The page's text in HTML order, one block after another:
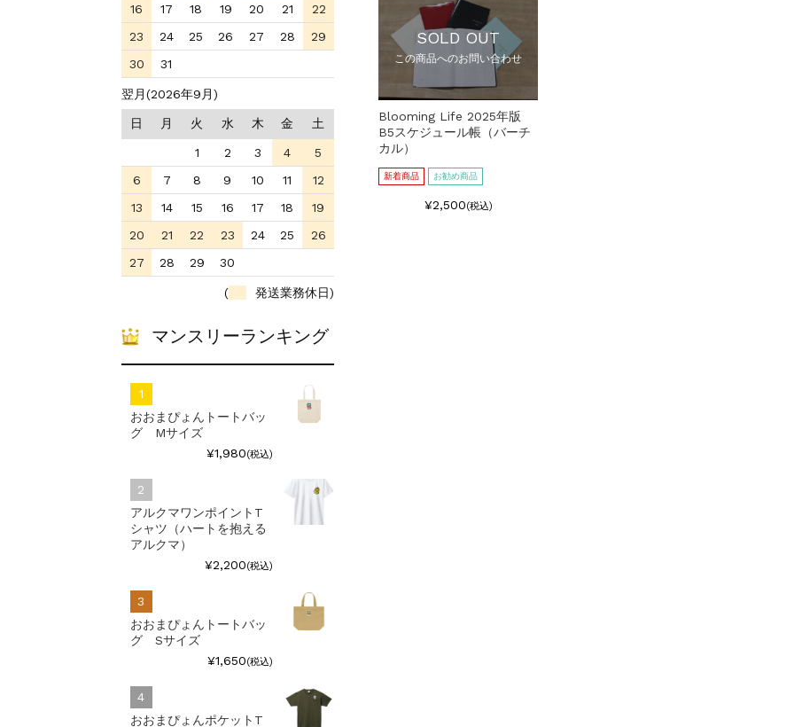
SOLD OUT
この商品へのお問い合わせ
Blooming Life 2025年版
B5スケジュール帳（バーチ
カル）
新着商品 お勧め商品
¥2,500(税込)
16
17 18 19 20 21
22
23
24 25 26 27 28
29
30
31
翌月(2026年9月)
日 月 火 水 木 金 土
1 2 3 4
5
6
7 8 9 10 11
12
13
14 15 16 17 18
19
20
21 22 23 24 25
26
27
28 29 30
( 発送業務休日)
マンスリーランキング
おおまぴょんトートバッ
グ Mサイズ
¥1,980(税込)
アルクマワンポイントT
シャツ（ハートを抱える
アルクマ）
¥2,200(税込)
おおまぴょんトートバッ
グ Sサイズ
¥1,650(税込)
おおまぴょんポケットT